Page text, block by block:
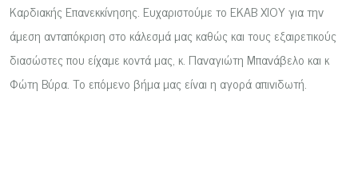
Καρδιακής Επανεκκίνησης. Ευχαριστούμε το ΕΚΑΒ ΧΙΟΥγια την
άμεση ανταπόκριση στο κάλεσμά μας καθώς και τους εξαιρετικούς
διασώστες που είχαμε κοντά μας, κ. Παναγιώτη Μπανάβελο και κ
Φώτη Βύρα. Το επόμενο βήμα μας είναι η αγορά απινιδωτή.